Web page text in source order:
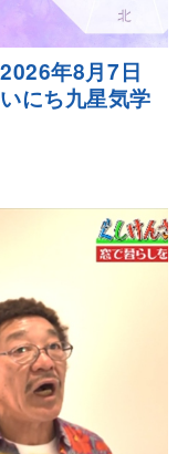
年8月7日
にち九星気学